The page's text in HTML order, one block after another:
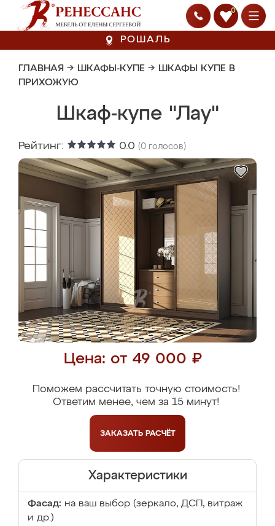
0
РОШАЛЬ
ГЛАВНАЯ → ШКАФЫ-КУПЕ → ШКАФЫ КУПЕ В
ПРИХОЖУЮ
Шкаф-купе "Лау"
Рейтинг: 0.0 (0 голосов)
Цена: от 49 000 ₽
Поможем рассчитать точную стоимость!
Ответим менее, чем за 15 минут!
ЗАКАЗАТЬ РАСЧЁТ
Характеристики
Фасад: на ваш выбор (зеркало, ДСП, витраж
и др.)